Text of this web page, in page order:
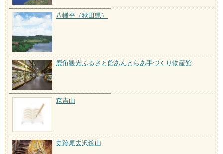
八幡平（秋田県）
鹿角観光ふるさと館あんとらあ手づくり物産館
森吉山
史跡尾去沢鉱山